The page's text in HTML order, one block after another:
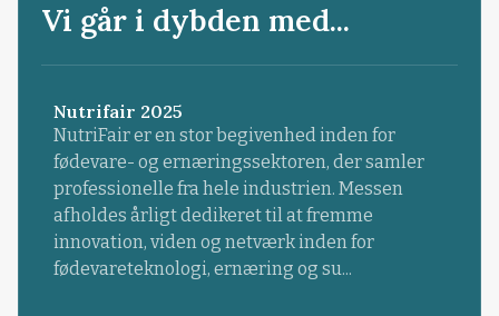
Vi går i dybden med...
Nutrifair 2025
NutriFair er en stor begivenhed inden for
fødevare- og ernæringssektoren, der samler
professionelle fra hele industrien. Messen
afholdes årligt dedikeret til at fremme
innovation, viden og netværk inden for
fødevareteknologi, ernæring og su...